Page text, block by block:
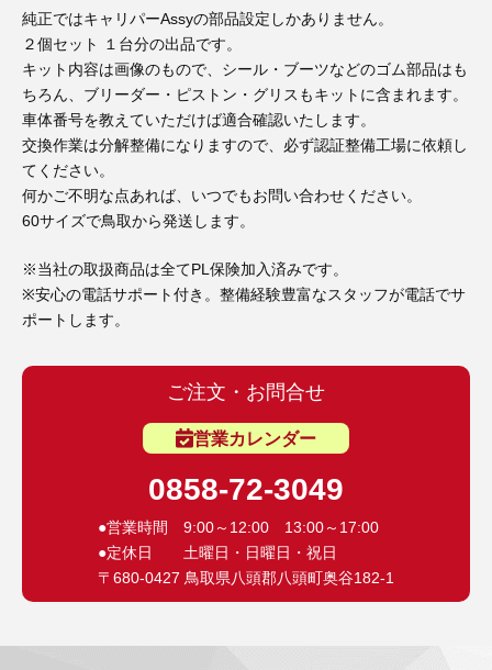
純正ではキャリパーAssyの部品設定しかありません。
２個セット １台分の出品です。
キット内容は画像のもので、シール・ブーツなどのゴム部品はも
ちろん、ブリーダー・ピストン・グリスもキットに含まれます。
車体番号を教えていただけば適合確認いたします。
交換作業は分解整備になりますので、必ず認証整備工場に依頼し
てください。
何かご不明な点あれば、いつでもお問い合わせください。
60サイズで鳥取から発送します。
※当社の取扱商品は全てPL保険加入済みです。
※安心の電話サポート付き。整備経験豊富なスタッフが電話でサ
ポートします。
ご注文・お問合せ
営業カレンダー
0858-72-3049
●営業時間 9:00～12:00 13:00～17:00
●定休日 土曜日・日曜日・祝日
〒680-0427 鳥取県八頭郡八頭町奥谷182-1